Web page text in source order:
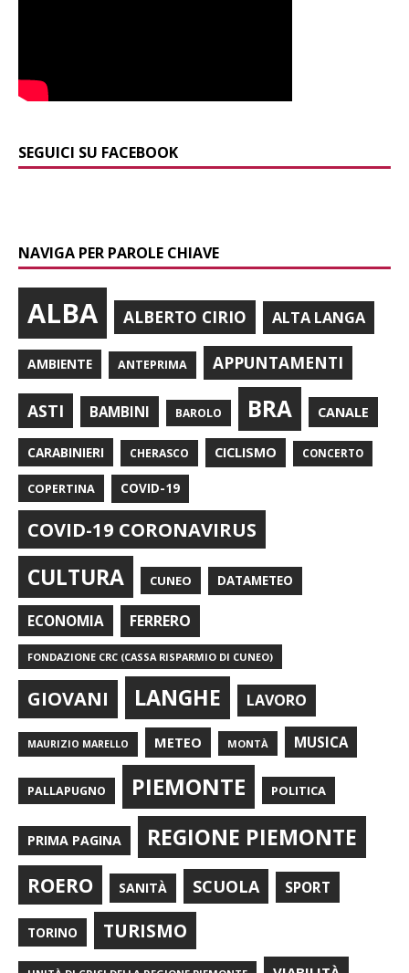
SEGUICI SU FACEBOOK
NAVIGA PER PAROLE CHIAVE
ALBA ALBERTO CIRIO ALTA LANGA
AMBIENTE ANTEPRIMA APPUNTAMENTI
ASTI BAMBINI BAROLO BRA CANALE
CARABINIERI CHERASCO CICLISMO CONCERTO
COPERTINA COVID-19
COVID-19 CORONAVIRUS
CULTURA CUNEO DATAMETEO
ECONOMIA FERRERO
FONDAZIONE CRC (CASSA RISPARMIO DI CUNEO)
GIOVANI LANGHE LAVORO
MAURIZIO MARELLO METEO MONTÀ MUSICA
PALLAPUGNO PIEMONTE POLITICA
PRIMA PAGINA REGIONE PIEMONTE
ROERO SANITÀ SCUOLA SPORT
TORINO TURISMO